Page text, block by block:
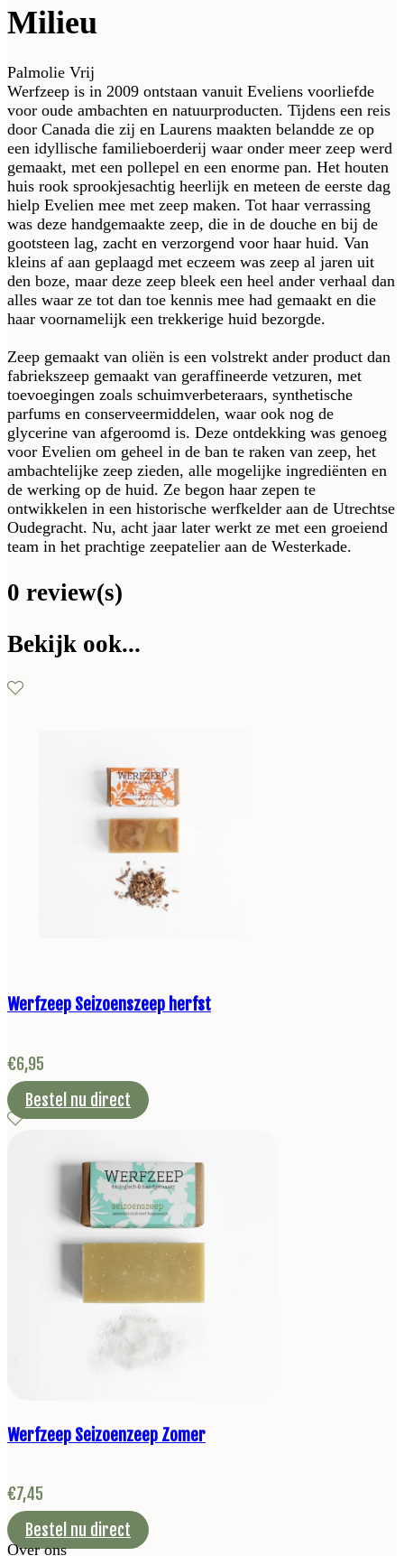
Milieu
Palmolie Vrij
Werfzeep is in 2009 ontstaan vanuit Eveliens voorliefde
voor oude ambachten en natuurproducten. Tijdens een reis
door Canada die zij en Laurens maakten belandde ze op
een idyllische familieboerderij waar onder meer zeep werd
gemaakt, met een pollepel en een enorme pan. Het houten
huis rook sprookjesachtig heerlijk en meteen de eerste dag
hielp Evelien mee met zeep maken. Tot haar verrassing
was deze handgemaakte zeep, die in de douche en bij de
gootsteen lag, zacht en verzorgend voor haar huid. Van
kleins af aan geplaagd met eczeem was zeep al jaren uit
den boze, maar deze zeep bleek een heel ander verhaal dan
alles waar ze tot dan toe kennis mee had gemaakt en die
haar voornamelijk een trekkerige huid bezorgde.
Zeep gemaakt van oliën is een volstrekt ander product dan
fabriekszeep gemaakt van geraffineerde vetzuren, met
toevoegingen zoals schuimverbeteraars, synthetische
parfums en conserveermiddelen, waar ook nog de
glycerine van afgeroomd is. Deze ontdekking was genoeg
voor Evelien om geheel in de ban te raken van zeep, het
ambachtelijke zeep zieden, alle mogelijke ingrediënten en
de werking op de huid. Ze begon haar zepen te
ontwikkelen in een historische werfkelder aan de Utrechtse
Oudegracht. Nu, acht jaar later werkt ze met een groeiend
team in het prachtige zeepatelier aan de Westerkade.
0 review(s)
Bekijk ook...
Werfzeep Seizoenszeep herfst
€6,95
Bestel nu direct
Werfzeep Seizoenzeep Zomer
€7,45
Bestel nu direct
Over ons